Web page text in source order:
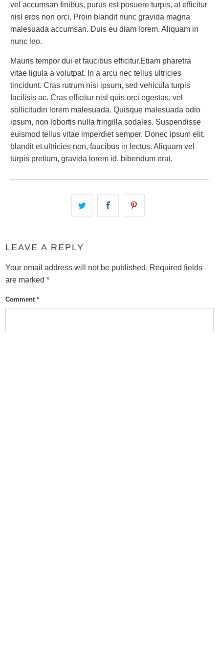
vel accumsan finibus, purus est posuere turpis, at efficitur
nisl eros non orci. Proin blandit nunc gravida magna
malesuada accumsan. Duis eu diam lorem. Aliquam in
nunc leo.
Mauris tempor dui et faucibus efficitur.Etiam pharetra
vitae ligula a volutpat. In a arcu nec tellus ultricies
tincidunt. Cras rutrum nisi ipsum, sed vehicula turpis
facilisis ac. Cras efficitur nisl quis orci egestas, vel
sollicitudin lorem malesuada. Quisque malesuada odio
ipsum, non lobortis nulla fringilla sodales. Suspendisse
euismod tellus vitae imperdiet semper. Donec ipsum elit,
blandit et ultricies non, faucibus in lectus. Aliquam vel
turpis pretium, gravida lorem id, bibendum erat.
LEAVE A REPLY
Your email address will not be published. Required fields
are marked*
Comment*